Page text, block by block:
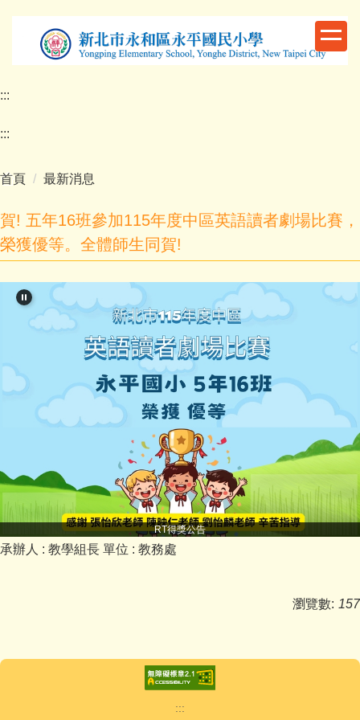
內
區
:::
:::
首頁 最新消息
賀! 五年16班參加115年度中區英語讀者劇場比賽，
榮獲優等。全體師生同賀!
RT得獎公告
承辦人 : 教學組長 單位 : 教務處
瀏覽數: 157
:::